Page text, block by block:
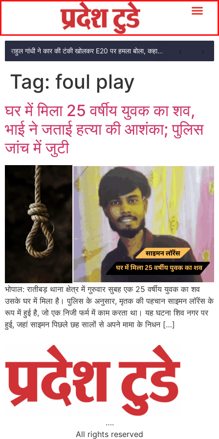
राहुल गांधी ने कार की टंकी खोलकर E20 पर हमला बोला, कहा- पूरी दाल ही काली है
Tag: foul play
घर में मिला 25 वर्षीय युवक का शव,
भाई ने जताई हत्या की आशंका; पुलिस
जांच में जुटी
भोपाल: रातीबड़ थाना क्षेत्र में गुरुवार सुबह एक 25 वर्षीय युवक का शव
उसके घर में मिला है। पुलिस के अनुसार, मृतक की पहचान साइमन लॉरेंस के
रूप में हुई है, जो एक निजी फर्म में काम करता था। यह घटना शिव नगर पर
हुई, जहां साइमन पिछले छह सालों से अपने मामा के निधन […]
….
All rights reserved